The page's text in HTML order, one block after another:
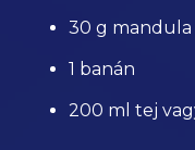
30 g mandula
1 banán
200 ml tej